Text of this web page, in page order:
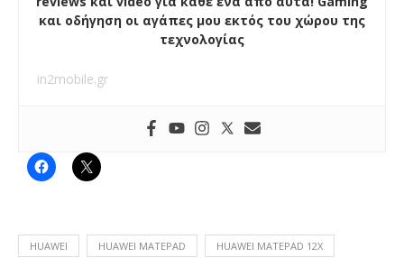
και οδήγηση οι αγάπες μου εκτός του χώρου της
τεχνολογίας
in2mobile.gr
HUAWEI HUAWEI MATEPAD HUAWEI MATEPAD 12X